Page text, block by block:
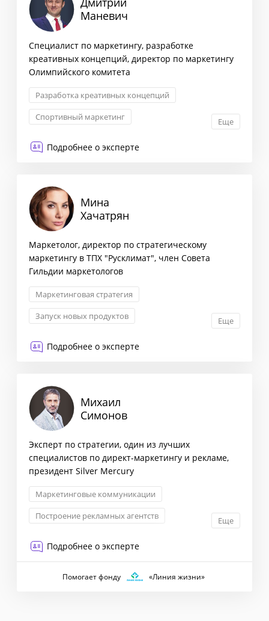
Маневич
Специалист по маркетингу, разработке
креативных концепций, директор по маркетингу
Олимпийского комитета
Разработка креативных концепций
Спортивный маркетинг
Еще
Подробнее о эксперте
Мина
Хачатрян
Маркетолог, директор по стратегическому
маркетингу в ТПХ "Русклимат", член Совета
Гильдии маркетологов
Маркетинговая стратегия
Запуск новых продуктов
Еще
Подробнее о эксперте
Михаил
Симонов
Эксперт по стратегии, один из лучших
специалистов по директ-маркетингу и рекламе,
президент Silver Mercury
Маркетинговые коммуникации
Построение рекламных агентств
Еще
Подробнее о эксперте
Помогает фонду «Линия жизни»